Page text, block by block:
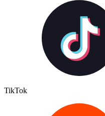
TikTok